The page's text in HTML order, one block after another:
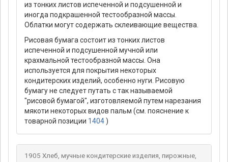
из тонких листов испеченной и подсушенной и
иногда подкрашенной тестообразной массы.
Облатки могут содержать склеивающие вещества.
Рисовая бумага состоит из тонких листов
испеченной и подсушенной мучной или
крахмальной тестообразной массы. Она
используется для покрытия некоторых
кондитерских изделий, особенно нуги. Рисовую
бумагу не следует путать с так называемой
"рисовой бумагой", изготовляемой путем нарезания
мякоти некоторых видов пальм (см. пояснение к
товарной позиции 1404)
1905 Хлеб, мучные кондитерские изделия, пирожные,